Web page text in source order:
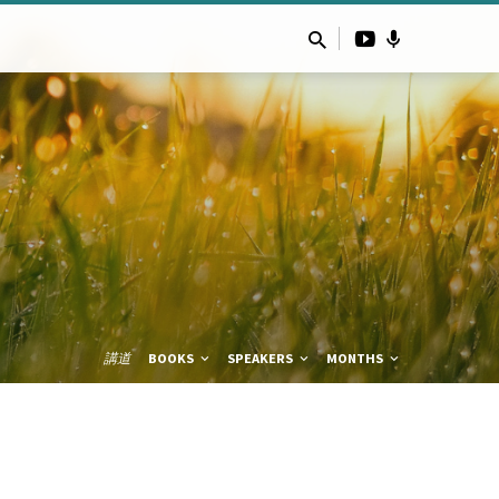
講道 BOOKS SPEAKERS MONTHS